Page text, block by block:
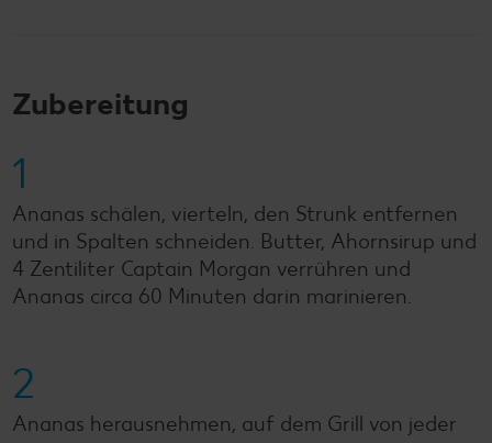
Zubereitung
1
Ananas schälen, vierteln, den Strunk entfernen
und in Spalten schneiden. Butter, Ahornsirup und
4 Zentiliter Captain Morgan verrühren und
Ananas circa 60 Minuten darin marinieren.
2
Ananas herausnehmen, auf dem Grill von jeder